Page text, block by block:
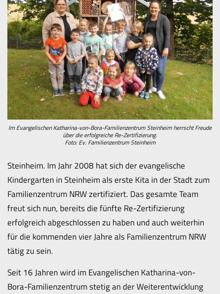
Im Evangelischen Katharina-von-Bora-Familienzentrum Steinheim herrscht Freude
über die erfolgreiche Re-Zertifizierung.
Foto: Ev. Familienzentrum Steinheim
Steinheim. Im Jahr 2008 hat sich der evangelische
Kindergarten in Steinheim als erste Kita in der Stadt zum
Familienzentrum NRW zertifiziert. Das gesamte Team
freut sich nun, bereits die fünfte Re-Zertifizierung
erfolgreich abgeschlossen zu haben und auch weiterhin
für die kommenden vier Jahre als Familienzentrum NRW
tätig zu sein.
Seit 16 Jahren wird im Evangelischen Katharina-von-
Bora-Familienzentrum stetig an der Weiterentwicklung